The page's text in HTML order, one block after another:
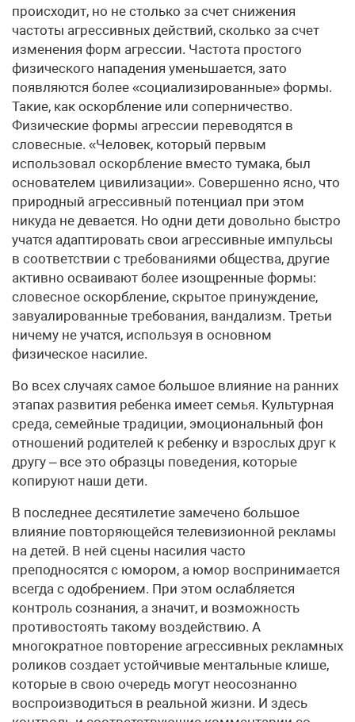
происходит, но не столько за счет снижения
частоты агрессивных действий, сколько за счет
изменения форм агрессии. Частота простого
физического нападения уменьшается, зато
появляются более «социализированные» формы.
Такие, как оскорбление или соперничество.
Физические формы агрессии переводятся в
словесные. «Человек, который первым
использовал оскорбление вместо тумака, был
основателем цивилизации». Совершенно ясно, что
природный агрессивный потенциал при этом
никуда не девается. Но одни дети довольно быстро
учатся адаптировать свои агрессивные импульсы
в соответствии с требованиями общества, другие
активно осваивают более изощренные формы:
словесное оскорбление, скрытое принуждение,
завуалированные требования, вандализм. Третьи
ничему не учатся, используя в основном
физическое насилие.
Во всех случаях самое большое влияние на ранних
этапах развития ребенка имеет семья. Культурная
среда, семейные традиции, эмоциональный фон
отношений родителей к ребенку и взрослых друг к
другу – все это образцы поведения, которые
копируют наши дети.
В последнее десятилетие замечено большое
влияние повторяющейся телевизионной рекламы
на детей. В ней сцены насилия часто
преподносятся с юмором, а юмор воспринимается
всегда с одобрением. При этом ослабляется
контроль сознания, а значит, и возможность
противостоять такому воздействию. А
многократное повторение агрессивных рекламных
роликов создает устойчивые ментальные клише,
которые в свою очередь могут неосознанно
воспроизводиться в реальной жизни. И здесь